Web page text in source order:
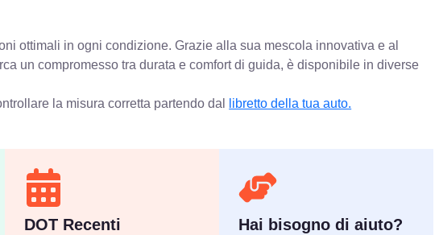
ottimali in ogni condizione. Grazie alla sua mescola innovativa e al
un compromesso tra durata e comfort di guida, è disponibile in diverse
la misura corretta partendo dal libretto della tua auto.
DOT Recenti Hai bisogno di aiuto?